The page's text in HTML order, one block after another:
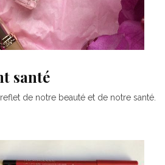
santé
de notre beauté et de notre santé.